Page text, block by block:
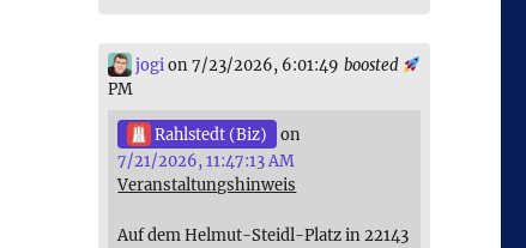
boosted
jogi on 7/23/2026, 6:01:49
PM
Rahlstedt (Biz)
on
7/21/2026, 11:47:13 AM
Veranstaltungshinweis
Auf dem Helmut-Steidl-Platz in 22143